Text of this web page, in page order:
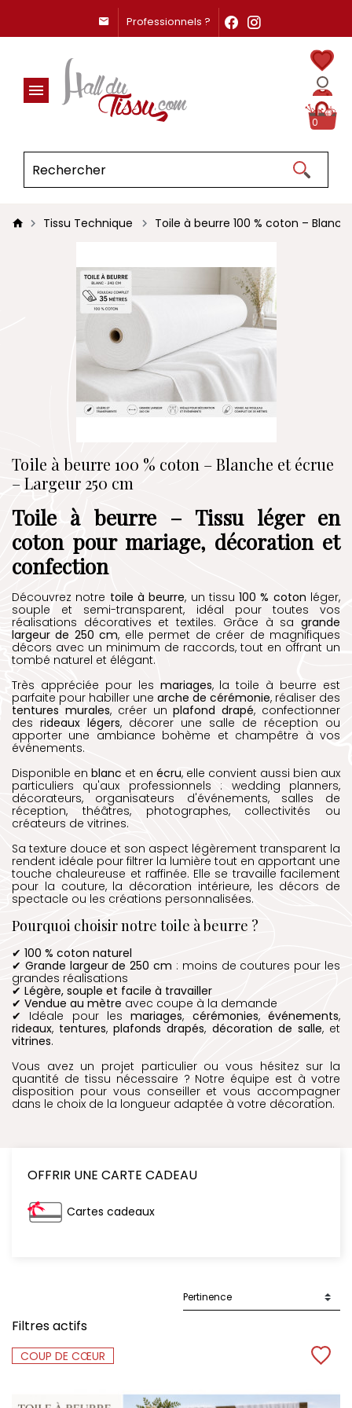
Professionnels ?
0
Tissu Technique Toile à beurre 100 % coton –
Toile à beurre 100 % coton – Blanche et écrue
– Largeur 250 cm
Toile à beurre – Tissu léger en
coton pour mariage, décoration et
confection
Découvrez notre toile à beurre, un tissu100 % coton léger,
souple et semi-transparent, idéal pour toutes vos
réalisations décoratives et textiles. Grâce à sa grande
largeur de 250 cm, elle permet de créer de magnifiques
décors avec un minimum de raccords, tout en offrant un
tombé naturel et élégant.
Très appréciée pour les mariages, la toile à beurre est
parfaite pour habiller une arche de cérémonie, réaliser des
tentures murales, créer unplafond drapé, confectionner
des rideaux légers, décorer une salle de réception ou
apporter une ambiance bohème et champêtre à vos
événements.
Disponible en blanc et en écru, elle convient aussi bien aux
particuliers qu'aux professionnels : wedding planners,
décorateurs, organisateurs d'événements, salles de
réception, théâtres, photographes, collectivités ou
créateurs de vitrines.
Sa texture douce et son aspect légèrement transparent la
rendent idéale pour filtrer la lumière tout en apportant une
touche chaleureuse et raffinée. Elle se travaille facilement
pour la couture, la décoration intérieure, les décors de
spectacle ou les créations personnalisées.
Pourquoi choisir notre toile à beurre ?
✔ 100 % coton naturel
✔ Grande largeur de 250 cm : moins de coutures pour les
grandes réalisations
✔ Légère, souple et facile à travailler
✔ Vendue au mètre avec coupe à la demande
✔ Idéale pour lesmariages, cérémonies,événements,
rideaux, tentures,plafonds drapés, décoration de salle, et
vitrines.
Vous avez un projet particulier ou vous hésitez sur la
quantité de tissu nécessaire ? Notre équipe est à votre
disposition pour vous conseiller et vous accompagner
dans le choix de la longueur adaptée à votre décoration.
OFFRIR UNE CARTE CADEAU
Cartes cadeaux
Filtres actifs
COUP DE CŒUR